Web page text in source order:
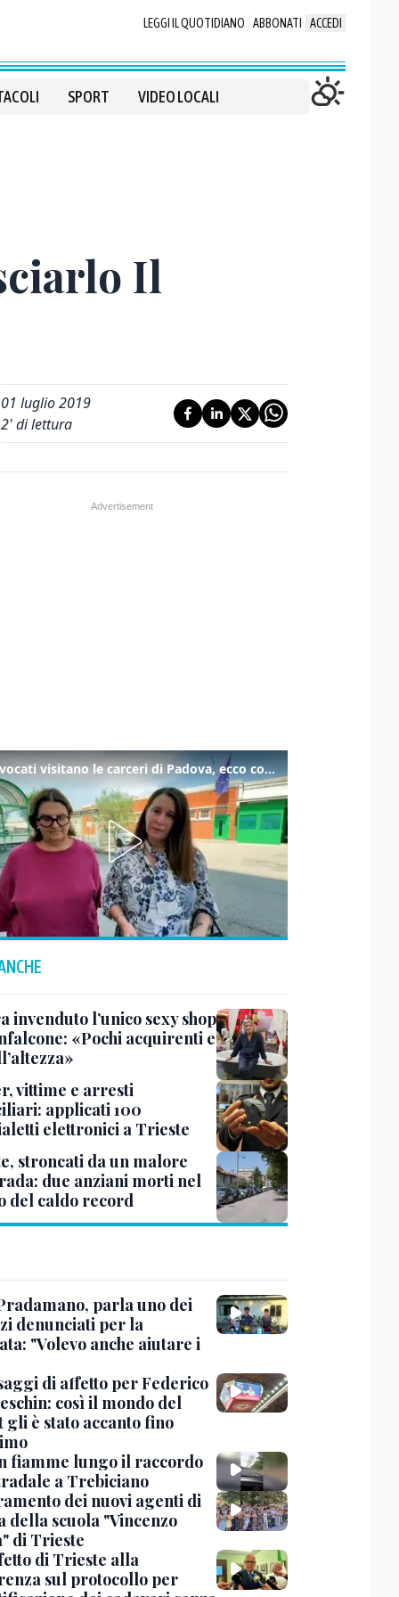
LEGGI IL QUOTIDIANO ABBONATI ACCEDI
SPORT VIDEO LOCALI
Il
01 luglio 2019
2' di lettura
Gli avvocati visitano le carceri di Padova, ecco cosa hanno trovato
invenduto l’unico sexy shop
«Pochi acquirenti e
vittime e arresti
applicati 100
elettronici a Trieste
stroncati da un malore
due anziani morti nel
del caldo record
parla uno dei
denunciati per la
"Volevo anche aiutare i
di affetto per Federico
così il mondo del
gli è stato accanto fino
fiamme lungo il raccordo
a Trebiciano
dei nuovi agenti di
della scuola "Vincenzo
di Trieste
di Trieste alla
sul protocollo per